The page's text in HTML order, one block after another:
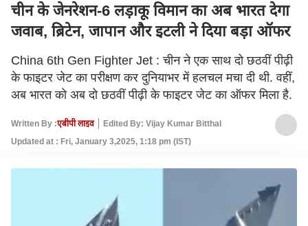
चीन के जेनरेशन-6 लड़ाकू विमान का अब भारत देगा
जवाब, ब्रिटेन, जापान और इटली ने दिया बड़ा ऑफर
China 6th Gen Fighter Jet : चीन ने एक साथ दो छठवीं पीढ़ी
के फाइटर जेट का परीक्षण कर दुनियाभर में हलचल मचा दी थी. वहीं,
अब भारत को अब दो छठवीं पीढ़ी के फाइटर जेट का ऑफर मिला है.
Written By :एबीपी लाइव
Edited By: Vijay Kumar Bitthal
Updated at : Fri, January 3,2025, 1:18 pm (IST)